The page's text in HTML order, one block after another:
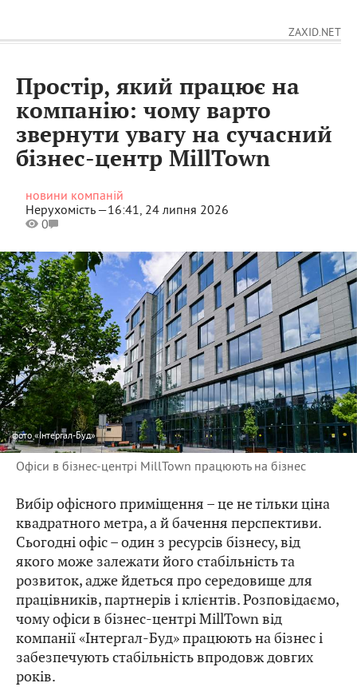
ZAXID.NET
Простір, який працює на
компанію: чому варто
звернути увагу на сучасний
бізнес-центр MillTown
новини компаній
Нерухомість —16:41, 24 липня 2026
0
фото«Інтергал-Буд»
Офіси в бізнес-центрі MillTown працюють на бізнес
Вибір офісного приміщення – це не тільки ціна
квадратного метра, а й бачення перспективи.
Сьогодні офіс – один з ресурсів бізнесу, від
якого може залежати його стабільність та
розвиток, адже йдеться про середовище для
працівників, партнерів і клієнтів. Розповідаємо,
чому офіси в бізнес-центрі MillTown від
компанії «Інтергал-Буд» працюють на бізнес і
забезпечують стабільність впродовж довгих
років.